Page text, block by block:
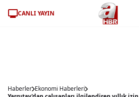
CANLI YAYIN
Haberler Ekonomi Haberleri